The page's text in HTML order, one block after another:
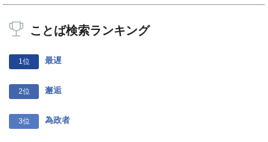
ことば検索ランキング
1位 最遅
2位 邂逅
3位 為政者